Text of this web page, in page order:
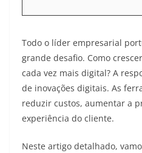
Todo o líder empresarial
grande desafio. Como
cada vez mais digital? A
de inovações digitais. As
reduzir custos, aumentar a
experiência do cliente.
Neste artigo detalhado,